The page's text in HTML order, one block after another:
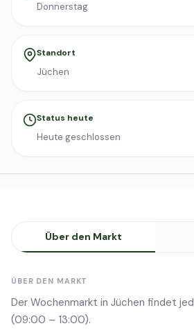
Donnerstag
Standort
Jüchen
Status heute
Heute geschlossen
Über den Markt
ÜBER DEN MARKT
Der Wochenmarkt in Jüchen findet
(09:00 – 13:00).